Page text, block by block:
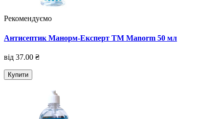
Рекомендуємо
Антисептик Манорм-Експерт TM Manorm 50 мл
від 37.00 ₴
Купити